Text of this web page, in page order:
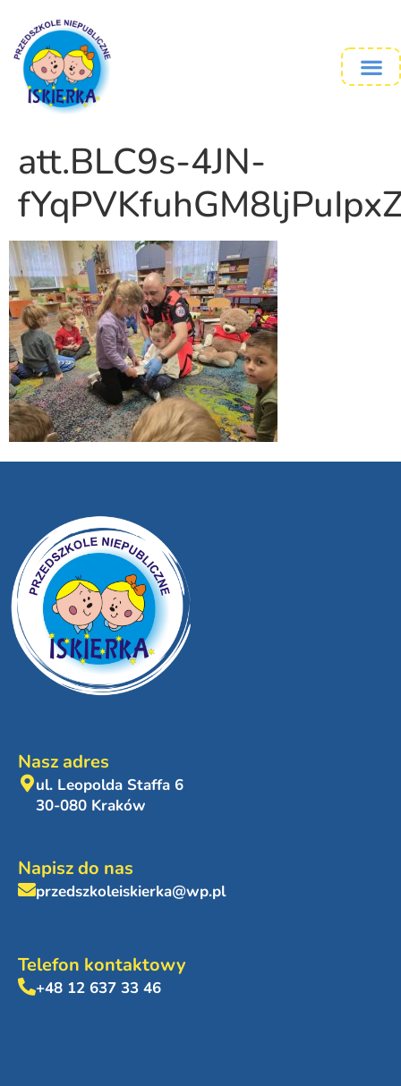
att.BLC9s-4JN-
Nasz adres
ul. Leopolda Staffa 6
30-080 Kraków
Napisz do nas
przedszkoleiskierka@wp.pl
Telefon kontaktowy
+48 12 637 33 46